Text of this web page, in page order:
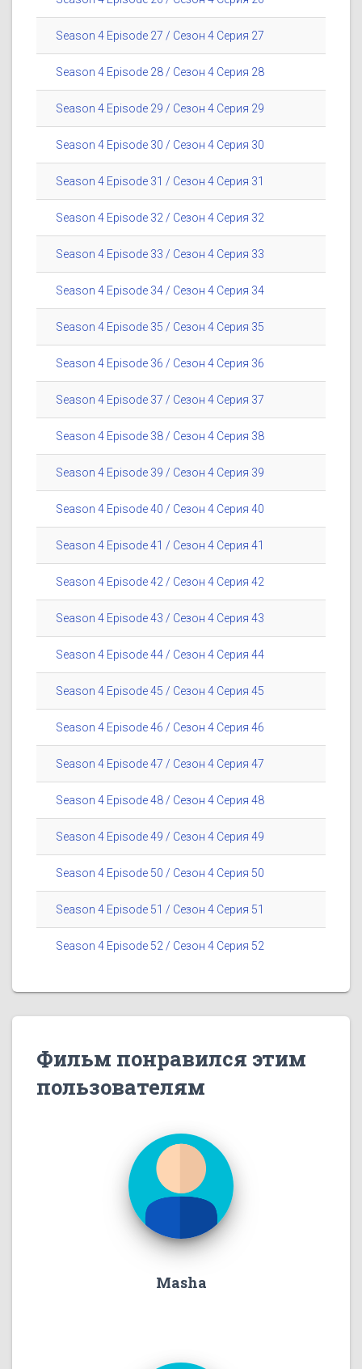
Season 4 Episode 27 / Сезон 4 Серия 27
Season 4 Episode 28 / Сезон 4 Серия 28
Season 4 Episode 29 / Сезон 4 Серия 29
Season 4 Episode 30 / Сезон 4 Серия 30
Season 4 Episode 31 / Сезон 4 Серия 31
Season 4 Episode 32 / Сезон 4 Серия 32
Season 4 Episode 33 / Сезон 4 Серия 33
Season 4 Episode 34 / Сезон 4 Серия 34
Season 4 Episode 35 / Сезон 4 Серия 35
Season 4 Episode 36 / Сезон 4 Серия 36
Season 4 Episode 37 / Сезон 4 Серия 37
Season 4 Episode 38 / Сезон 4 Серия 38
Season 4 Episode 39 / Сезон 4 Серия 39
Season 4 Episode 40 / Сезон 4 Серия 40
Season 4 Episode 41 / Сезон 4 Серия 41
Season 4 Episode 42 / Сезон 4 Серия 42
Season 4 Episode 43 / Сезон 4 Серия 43
Season 4 Episode 44 / Сезон 4 Серия 44
Season 4 Episode 45 / Сезон 4 Серия 45
Season 4 Episode 46 / Сезон 4 Серия 46
Season 4 Episode 47 / Сезон 4 Серия 47
Season 4 Episode 48 / Сезон 4 Серия 48
Season 4 Episode 49 / Сезон 4 Серия 49
Season 4 Episode 50 / Сезон 4 Серия 50
Season 4 Episode 51 / Сезон 4 Серия 51
Season 4 Episode 52 / Сезон 4 Серия 52
Фильм понравился этим
пользователям
Masha